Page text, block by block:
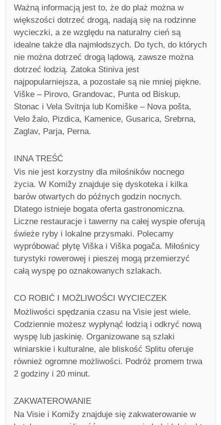
Ważną informacją jest to, że do plaż można w
większości dotrzeć drogą, nadają się na rodzinne
wycieczki, a ze względu na naturalny cień są
idealne także dla najmłodszych. Do tych, do których
nie można dotrzeć drogą lądową, zawsze można
dotrzeć łodzią. Zatoka Stiniva jest
najpopularniejsza, a pozostałe są nie mniej piękne.
Viške – Pirovo, Grandovac, Punta od Biskup,
Stonac i Vela Svitnja lub Komiške – Nova pošta,
Velo žalo, Pizdica, Kamenice, Gusarica, Srebrna,
Zaglav, Parja, Perna.
INNA TREŚĆ
Vis nie jest korzystny dla miłośników nocnego
życia. W Komižy znajduje się dyskoteka i kilka
barów otwartych do późnych godzin nocnych.
Dlatego istnieje bogata oferta gastronomiczna.
Liczne restauracje i tawerny na całej wyspie oferują
świeże ryby i lokalne przysmaki. Polecamy
wypróbować płytę Viška i Viška pogača. Miłośnicy
turystyki rowerowej i pieszej mogą przemierzyć
całą wyspę po oznakowanych szlakach.
CO ROBIĆ I MOŻLIWOŚCI WYCIECZEK
Możliwości spędzania czasu na Visie jest wiele.
Codziennie możesz wypłynąć łodzią i odkryć nową
wyspę lub jaskinię. Organizowane są szlaki
winiarskie i kulturalne, ale bliskość Splitu oferuje
również ogromne możliwości. Podróż promem trwa
2 godziny i 20 minut.
ZAKWATEROWANIE
Na Visie i Komižy znajduje się zakwaterowanie w